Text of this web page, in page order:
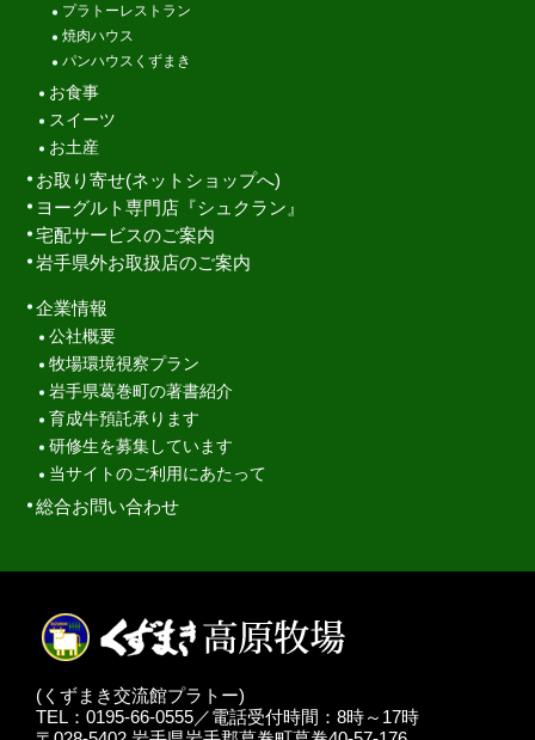
プラトーレストラン
焼肉ハウス
パンハウスくずまき
お食事
スイーツ
お土産
お取り寄せ(ネットショップへ)
ヨーグルト専門店『シュクラン』
宅配サービスのご案内
岩手県外お取扱店のご案内
企業情報
公社概要
牧場環境視察プラン
岩手県葛巻町の著書紹介
育成牛預託承ります
研修生を募集しています
当サイトのご利用にあたって
総合お問い合わせ
(くずまき交流館プラトー)
TEL：0195-66-0555／電話受付時間：8時～17時